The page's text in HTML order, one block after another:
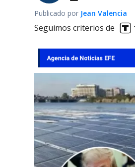
Publicado por Jean Valencia
Seguimos criterios de